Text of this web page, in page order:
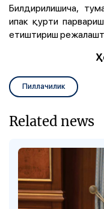
Билдирилишича,
ипак қурти
етиштириш
Пиллачилик
Related news